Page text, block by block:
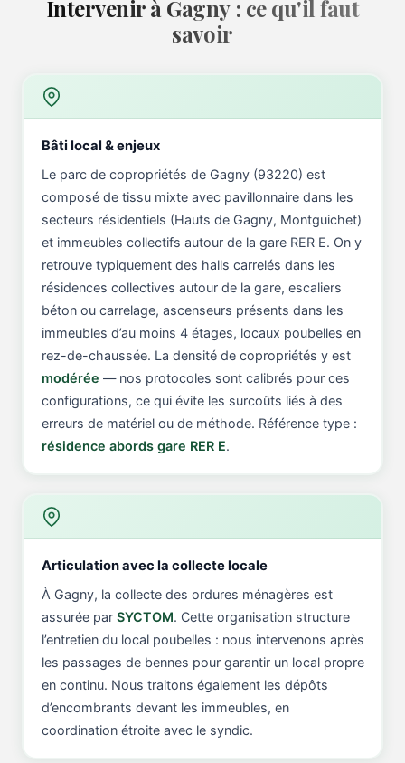
Intervenir à Gagny : ce qu'il faut
savoir
Bâti local & enjeux
Le parc de copropriétés de Gagny (93220) est
composé de tissu mixte avec pavillonnaire dans les
secteurs résidentiels (Hauts de Gagny, Montguichet)
et immeubles collectifs autour de la gare RER E. On y
retrouve typiquement des halls carrelés dans les
résidences collectives autour de la gare, escaliers
béton ou carrelage, ascenseurs présents dans les
immeubles d’au moins 4 étages, locaux poubelles en
rez-de-chaussée. La densité de copropriétés y est
modérée — nos protocoles sont calibrés pour ces
configurations, ce qui évite les surcoûts liés à des
erreurs de matériel ou de méthode. Référence type :
résidence abords gare RER E.
Articulation avec la collecte locale
À Gagny, la collecte des ordures ménagères est
assurée par SYCTOM. Cette organisation structure
l’entretien du local poubelles : nous intervenons après
les passages de bennes pour garantir un local propre
en continu. Nous traitons également les dépôts
d’encombrants devant les immeubles, en
coordination étroite avec le syndic.